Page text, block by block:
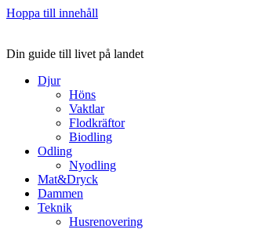
Hoppa till innehåll
Din guide till livet på landet
Djur
Höns
Vaktlar
Flodkräftor
Biodling
Odling
Nyodling
Mat&Dryck
Dammen
Teknik
Husrenovering